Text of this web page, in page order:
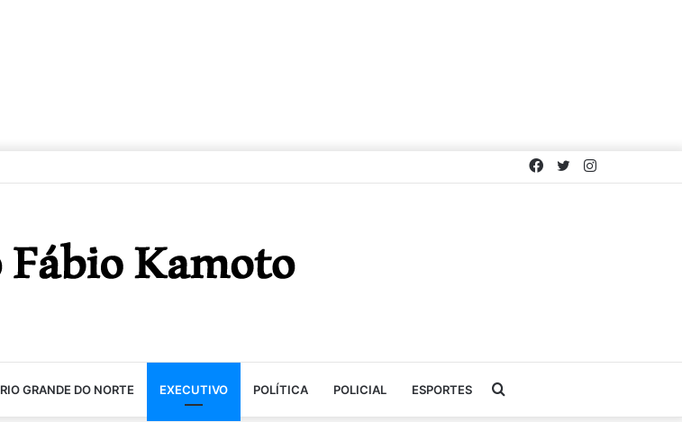
Twitter
Facebook
RIO GRANDE DO NORTE EXECUTIVO POLÍTICA POLICIAL ESPORTES Procurar